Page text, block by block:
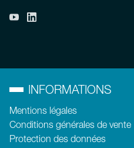
INFORMATIONS
Mentions légales
Conditions générales de vente
Protection des données